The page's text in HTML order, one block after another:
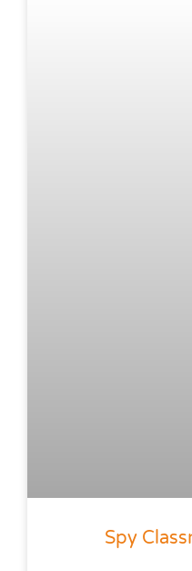
Spy